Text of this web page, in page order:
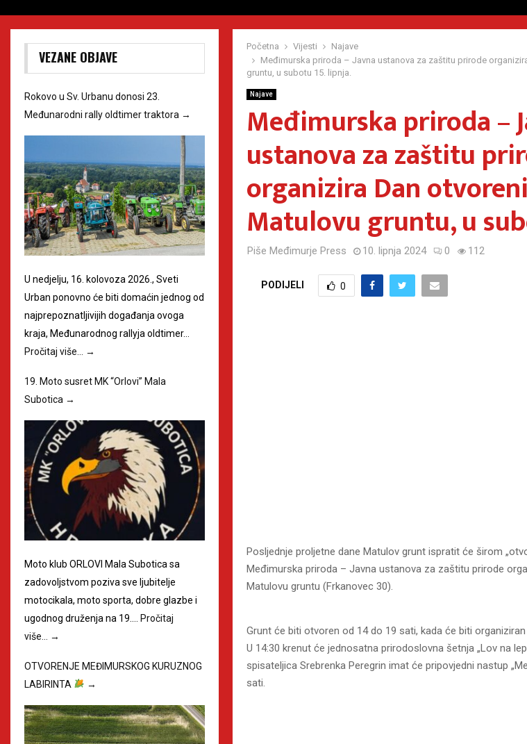
Početna Vijesti
Najave
Međimurska priroda – Javna ustanova za zaštitu prirode
gruntu, u subotu 15. lipnja.
Najave
Međimurska priroda –
ustanova za zaštitu
organizira Dan
Matulovu gruntu, u
Piše Međimurje Press 10. lipnja 2024 0 112
PODIJELI 0
Posljednje proljetne dane Matulov grunt ispratit će širom
Međimurska priroda – Javna ustanova za zaštitu prirode
Matulovu gruntu (Frkanovec 30).
Grunt će biti otvoren od 14 do 19 sati, kada će biti
U 14:30 krenut će jednosatna prirodoslovna šetnja „Lov na
spisateljica Srebrenka Peregrin imat će pripovjedni nastup
sati.
VEZANE OBJAVE
Rokovo u Sv. Urbanu donosi 23.
Međunarodni rally oldtimer traktora →
U nedjelju, 16. kolovoza 2026., Sveti
Urban ponovno će biti domaćin jednog od
najprepoznatljivijih događanja ovoga
kraja, Međunarodnog rallyja oldtimer…
Pročitaj više… →
19. Moto susret MK “Orlovi” Mala
Subotica →
Moto klub ORLOVI Mala Subotica sa
zadovoljstvom poziva sve ljubitelje
motocikala, moto sporta, dobre glazbe i
ugodnog druženja na 19.…
Pročitaj
više…
→
OTVORENJE MEĐIMURSKOG KURUZNOG
LABIRINTA
→